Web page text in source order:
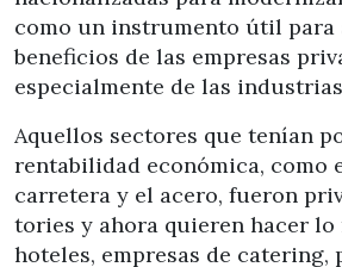
como un instrumento útil para
beneficios de las empresas
especialmente de las
Aquellos sectores que tenían
rentabilidad económica, como
carretera y el acero, fueron
tories y ahora quieren hacer lo
hoteles, empresas de catering,